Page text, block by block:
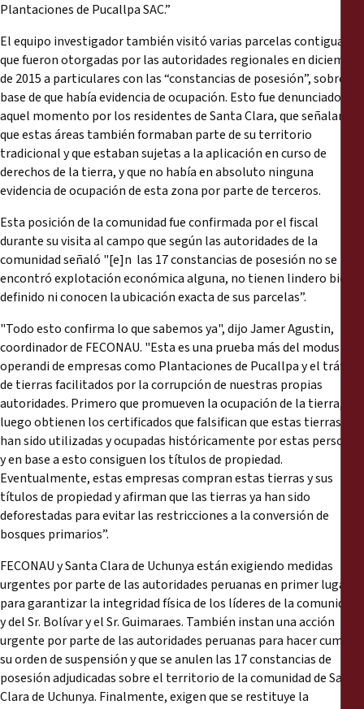
Plantaciones de Pucallpa SAC.”
El equipo investigador también visitó varias parcelas contiguas
que fueron otorgadas por las autoridades regionales en diciembre
de 2015 a particulares con las “constancias de posesión”, sobre la
base de que había evidencia de ocupación. Esto fue denunciado en
aquel momento por los residentes de Santa Clara, que señalaron
que estas áreas también formaban parte de su territorio
tradicional y que estaban sujetas a la aplicación en curso de
derechos de la tierra, y que no había en absoluto ninguna
evidencia de ocupación de esta zona por parte de terceros.
Esta posición de la comunidad fue confirmada por el fiscal
durante su visita al campo que según las autoridades de la
comunidad señaló "[e]n las 17 constancias de posesión no se
encontró explotación económica alguna, no tienen lindero bien
definido ni conocen la ubicación exacta de sus parcelas”.
"Todo esto confirma lo que sabemos ya", dijo Jamer Agustin,
coordinador de FECONAU. "Esta es una prueba más del modus
operandi de empresas como Plantaciones de Pucallpa y el tráfico
de tierras facilitados por la corrupción de nuestras propias
autoridades. Primero que promueven la ocupación de la tierra,
luego obtienen los certificados que falsifican que estas tierras
han sido utilizadas y ocupadas históricamente por estas personas
y en base a esto consiguen los títulos de propiedad.
Eventualmente, estas empresas compran estas tierras y sus
títulos de propiedad y afirman que las tierras ya han sido
deforestadas para evitar las restricciones a la conversión de
bosques primarios”.
FECONAU y Santa Clara de Uchunya están exigiendo medidas
urgentes por parte de las autoridades peruanas en primer lugar
para garantizar la integridad física de los líderes de la comunidad
y del Sr. Bolívar y el Sr. Guimaraes. También instan una acción
urgente por parte de las autoridades peruanas para hacer cumplir
su orden de suspensión y que se anulen las 17 constancias de
posesión adjudicadas sobre el territorio de la comunidad de Santa
Clara de Uchunya. Finalmente, exigen que se restituye la